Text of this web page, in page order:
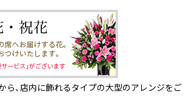
ら、店内に飾れるタイプの大型のアレンジをご